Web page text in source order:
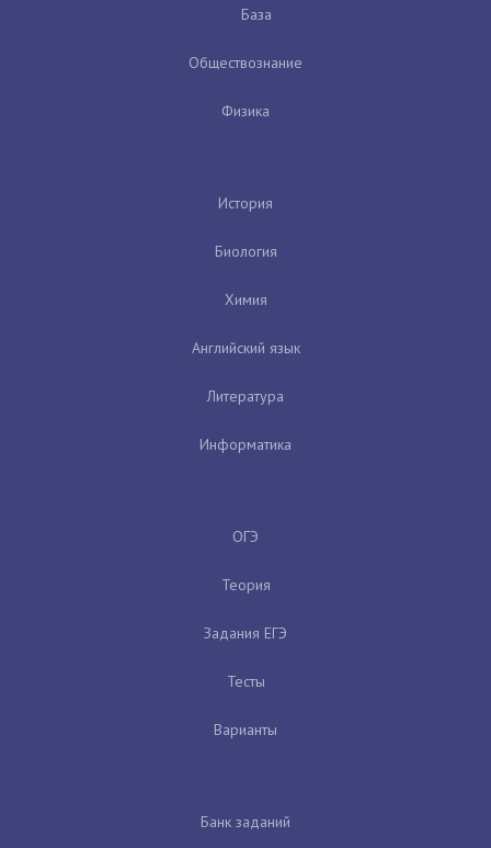
База
Обществознание
Физика
История
Биология
Химия
Английский язык
Литература
Информатика
ОГЭ
Теория
Задания ЕГЭ
Тесты
Варианты
Банк заданий